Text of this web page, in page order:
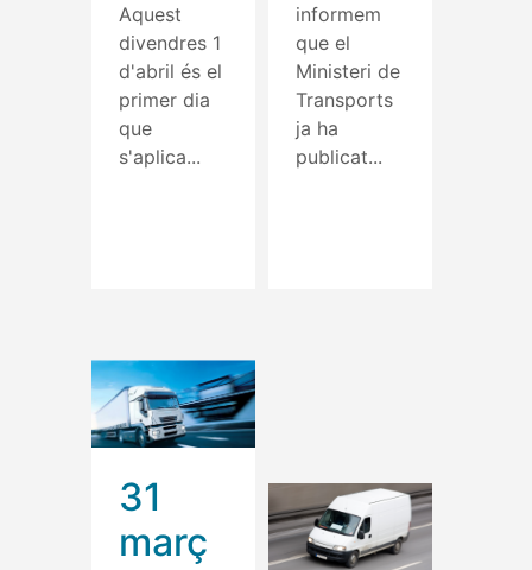
Aquest
divendres 1
d'abril és el
primer dia
que
s'aplica...
informem
que el
Ministeri de
Transports
ja ha
publicat...
31
març